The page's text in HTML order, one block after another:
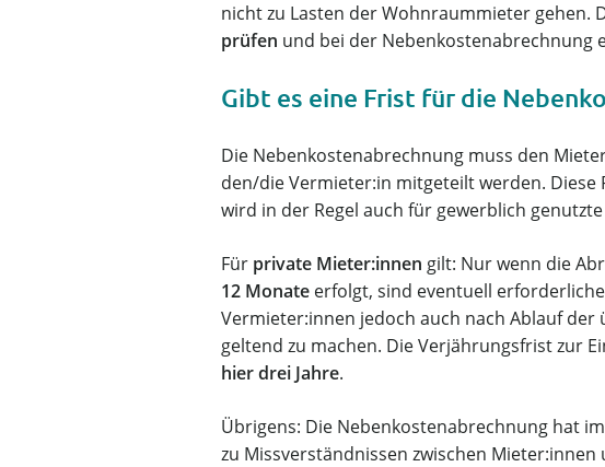
nicht zu Lasten der Wohnraummieter gehen.
prüfen und bei der Nebenkostenabrechnung
Gibt es eine Frist für die
Die Nebenkostenabrechnung muss den
den/die Vermieter:in mitgeteilt werden.
wird in der Regel auch für gewerblich
Für private Mieter:innen gilt: Nur wenn die
12 Monate erfolgt, sind eventuell
Vermieter:innen jedoch auch nach Ablauf
geltend zu machen. Die Verjährungsfrist zur
hier drei Jahre.
Übrigens: Die Nebenkostenabrechnung hat
zu Missverständnissen zwischen